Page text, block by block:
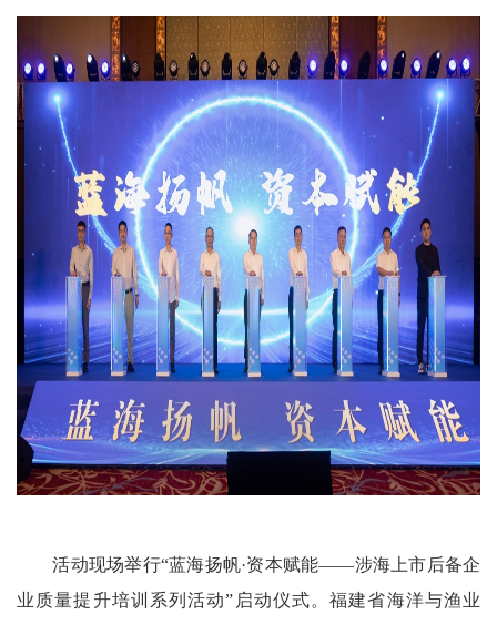
活动现场举行“蓝海扬帆·资本赋能——涉海上市后备企
业质量提升培训系列活动”启动仪式。福建省海洋与渔业